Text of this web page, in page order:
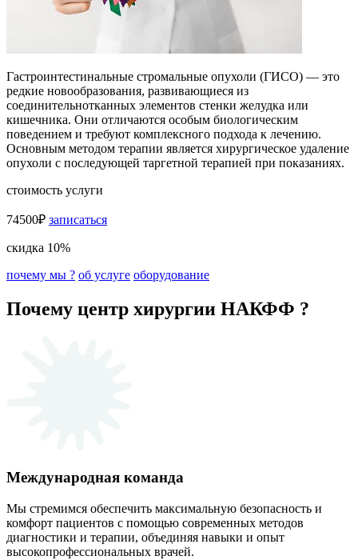
Гастроинтестинальные стромальные опухоли (ГИСО) — это
редкие новообразования, развивающиеся из
соединительнотканных элементов стенки желудка или
кишечника. Они отличаются особым биологическим
поведением и требуют комплексного подхода к лечению.
Основным методом терапии является хирургическое удаление
опухоли с последующей таргетной терапией при показаниях.
стоимость услуги
74500₽ записаться
скидка 10%
почему мы ? об услуге оборудование
Почему центр хирургии НАКФФ ?
Международная команда
Мы стремимся обеспечить максимальную безопасность и
комфорт пациентов с помощью современных методов
диагностики и терапии, объединяя навыки и опыт
высокопрофессиональных врачей.